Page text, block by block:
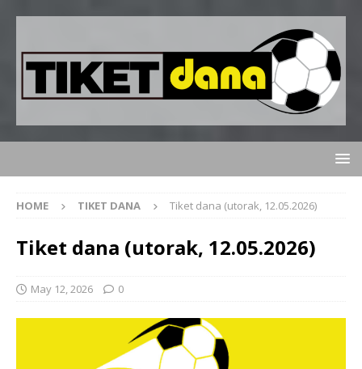
HOME TIKET DANA Tiket dana (utorak, 12.05.2026)
Tiket dana (utorak, 12.05.2026)
May 12, 2026 0